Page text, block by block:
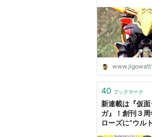
40 ブックマーク
新連載は『仮
ガ』！創刊３
ローズに”ウル